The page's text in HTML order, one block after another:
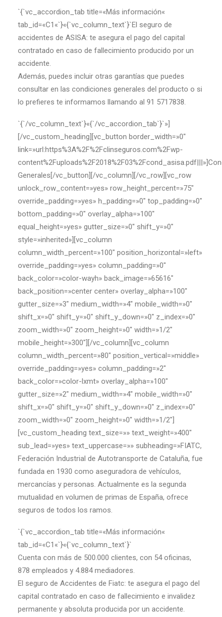
`{`vc_accordion_tab title=«Más información«
tab_id=«C1«`}«{`vc_column_text`}`El seguro de
accidentes de ASISA: te asegura el pago del capital
contratado en caso de fallecimiento producido por un
accidente.
Además, puedes incluir otras garantías que puedes
consultar en las condiciones generales del producto o si
lo prefieres te informamos llamando al 91 5717838.
`{`/vc_column_text`}«{`/vc_accordion_tab`}`»]
[/vc_custom_heading][vc_button border_width=»0″
link=»url:https%3A%2F%2Fclinseguros.com%2Fwp-
Generales[/vc_button][/vc_column][/vc_row][vc_row
unlock_row_content=»yes» row_height_percent=»75″
override_padding=»yes» h_padding=»0″ top_padding=»0″
bottom_padding=»0″ overlay_alpha=»100″
equal_height=»yes» gutter_size=»0″ shift_y=»0″
style=»inherited»][vc_column
column_width_percent=»100″ position_horizontal=»left»
override_padding=»yes» column_padding=»0″
back_color=»color-wayh» back_image=»65616″
back_position=»center center» overlay_alpha=»100″
gutter_size=»3″ medium_width=»4″ mobile_width=»0″
shift_x=»0″ shift_y=»0″ shift_y_down=»0″ z_index=»0″
zoom_width=»0″ zoom_height=»0″ width=»1/2″
mobile_height=»300″][/vc_column][vc_column
column_width_percent=»80″ position_vertical=»middle»
override_padding=»yes» column_padding=»2″
back_color=»color-lxmt» overlay_alpha=»100″
gutter_size=»2″ medium_width=»4″ mobile_width=»0″
shift_x=»0″ shift_y=»0″ shift_y_down=»0″ z_index=»0″
zoom_width=»0″ zoom_height=»0″ width=»1/2″]
[vc_custom_heading text_size=»» text_weight=»400″
sub_lead=»yes» text_uppercase=»» subheading=»FIATC,
Federación Industrial de Autotransporte de Cataluña, fue
fundada en 1930 como aseguradora de vehículos,
mercancías y personas. Actualmente es la segunda
mutualidad en volumen de primas de España, ofrece
seguros de todos los ramos.
`{`vc_accordion_tab title=«Más información«
tab_id=«C1«`}«{`vc_column_text`}`
Cuenta con más de 500.000 clientes, con 54 oficinas,
878 empleados y 4.884 mediadores.
El seguro de Accidentes de Fiatc: te asegura el pago del
capital contratado en caso de fallecimiento e invalidez
permanente y absoluta producida por un accidente.